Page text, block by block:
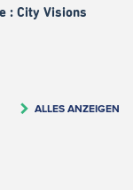
: City Visions
ALLES ANZEIGEN